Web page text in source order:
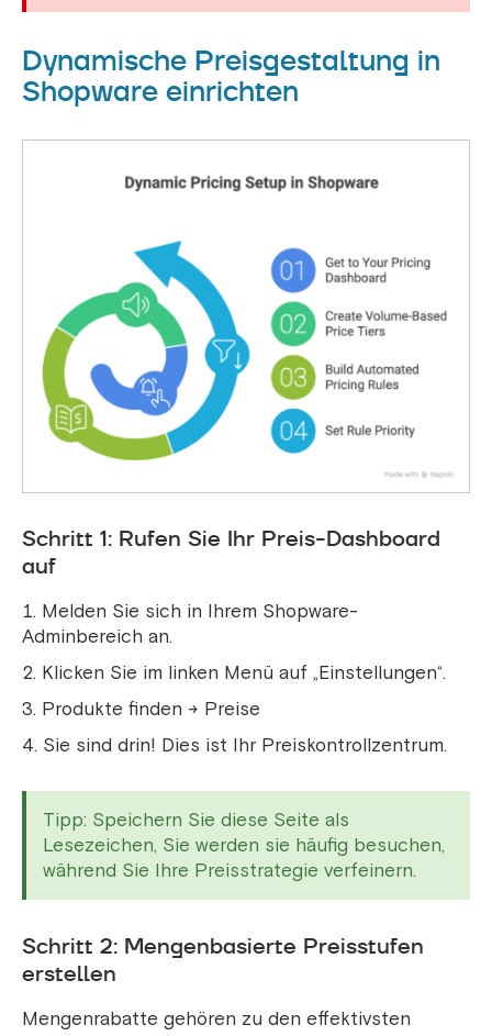
Dynamische Preisgestaltung in
Shopware einrichten
Schritt 1: Rufen Sie Ihr Preis-Dashboard
auf
Melden Sie sich in Ihrem Shopware-
Adminbereich an.
Klicken Sie im linken Menü auf „Einstellungen“.
Produkte finden → Preise
Sie sind drin! Dies ist Ihr Preiskontrollzentrum.
Tipp: Speichern Sie diese Seite als
Lesezeichen, Sie werden sie häufig besuchen,
während Sie Ihre Preisstrategie verfeinern.
Schritt 2: Mengenbasierte Preisstufen
erstellen
Mengenrabatte gehören zu den effektivsten